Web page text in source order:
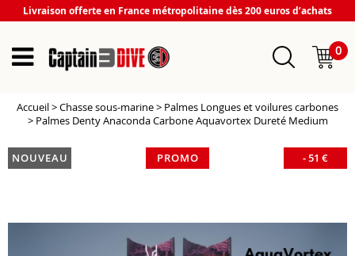
Livraison offerte en France métropolitaine dès 200 euros d’achats
0
Accueil>Chasse sous-marine> Palmes Longues et voilures carbones
> Palmes Denty Anaconda Carbone Aquavortex Dureté Medium
NOUVEAU PROMO -51 €